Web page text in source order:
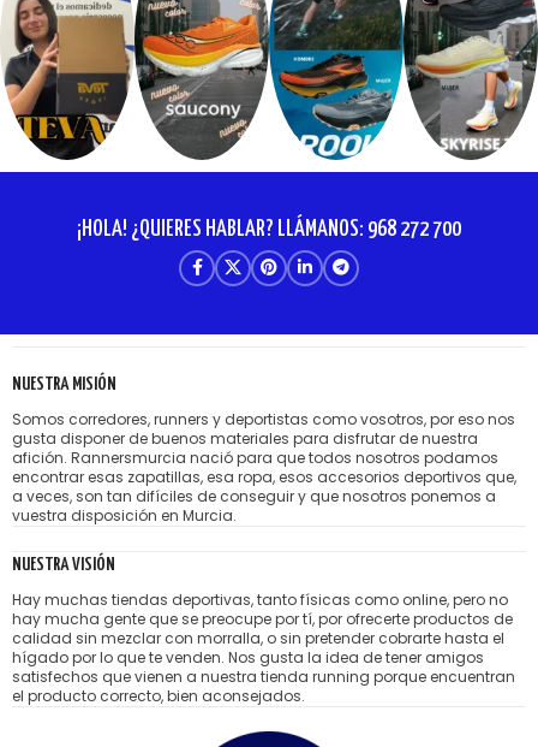
¡HOLA! ¿QUIERES HABLAR? LLÁMANOS: 968 272 700
NUESTRA MISIÓN
Somos corredores, runners y deportistas como vosotros, por eso nos
gusta disponer de buenos materiales para disfrutar de nuestra
afición. Rannersmurcia nació para que todos nosotros podamos
encontrar esas zapatillas, esa ropa, esos accesorios deportivos que,
a veces, son tan difíciles de conseguir y que nosotros ponemos a
vuestra disposición en Murcia.
NUESTRA VISIÓN
Hay muchas tiendas deportivas, tanto físicas como online, pero no
hay mucha gente que se preocupe por tí, por ofrecerte productos de
calidad sin mezclar con morralla, o sin pretender cobrarte hasta el
hígado por lo que te venden. Nos gusta la idea de tener amigos
satisfechos que vienen a nuestra tienda running porque encuentran
el producto correcto, bien aconsejados.